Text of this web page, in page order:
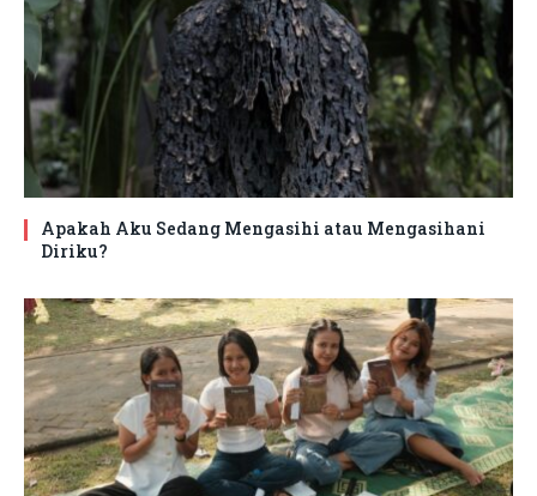
Apakah Aku Sedang Mengasihi atau Mengasihani
Diriku?